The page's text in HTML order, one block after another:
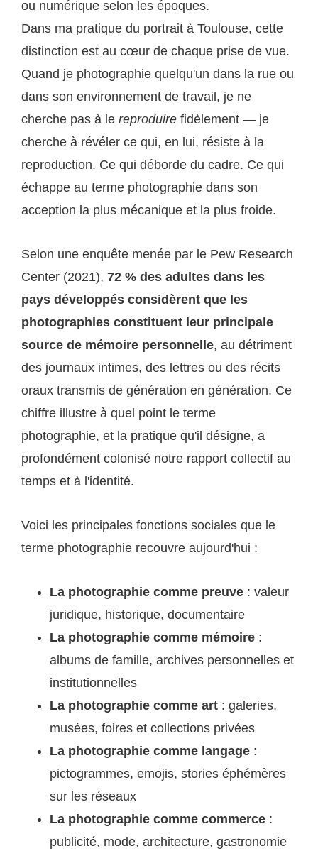
ou numérique selon les époques.
Dans ma pratique du portrait à Toulouse, cette
distinction est au cœur de chaque prise de vue.
Quand je photographie quelqu'un dans la rue ou
dans son environnement de travail, je ne
cherche pas à le reproduire fidèlement — je
cherche à révéler ce qui, en lui, résiste à la
reproduction. Ce qui déborde du cadre. Ce qui
échappe au terme photographie dans son
acception la plus mécanique et la plus froide.
Selon une enquête menée par le Pew Research
Center (2021), 72 % des adultes dans les
pays développés considèrent que les
photographies constituent leur principale
source de mémoire personnelle, au détriment
des journaux intimes, des lettres ou des récits
oraux transmis de génération en génération. Ce
chiffre illustre à quel point le terme
photographie, et la pratique qu'il désigne, a
profondément colonisé notre rapport collectif au
temps et à l'identité.
Voici les principales fonctions sociales que le
terme photographie recouvre aujourd'hui :
La photographie comme preuve : valeur
juridique, historique, documentaire
La photographie comme mémoire :
albums de famille, archives personnelles et
institutionnelles
La photographie comme art : galeries,
musées, foires et collections privées
La photographie comme langage :
pictogrammes, emojis, stories éphémères
sur les réseaux
La photographie comme commerce :
publicité, mode, architecture, gastronomie